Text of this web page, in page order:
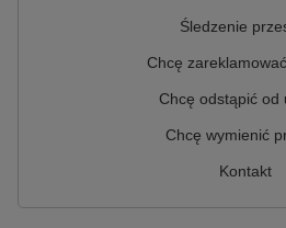
Śledzenie
Chcę
Chcę odstąpić od
Chcę wymienić
Kontakt